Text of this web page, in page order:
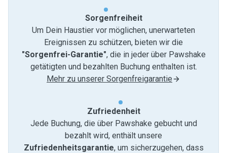
Sorgenfreiheit
Um Dein Haustier vor möglichen, unerwarteten
Ereignissen zu schützen, bieten wir die
"Sorgenfrei-Garantie", die in jeder über Pawshake
getätigten und bezahlten Buchung enthalten ist.
Mehr zu unserer Sorgenfreigarantie
Zufriedenheit
Jede Buchung, die über Pawshake gebucht und
bezahlt wird, enthält unsere
Zufriedenheitsgarantie, um sicherzugehen, dass